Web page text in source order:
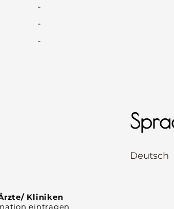
-
-
-
Deutsch
Kliniken
eintragen